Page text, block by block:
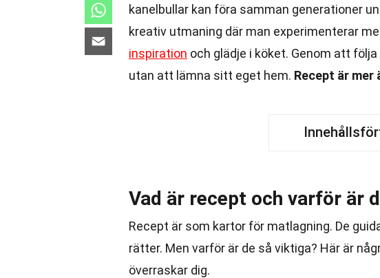
kanelbullar kan föra samman generationer
kreativ utmaning där man experimenterar
inspiration och glädje i köket. Genom att
utan att lämna sitt eget hem. Recept är mer
Vad är recept och varför är
Recept är som kartor för matlagning. De
rätter. Men varför är de så viktiga? Här är
överraskar dig.